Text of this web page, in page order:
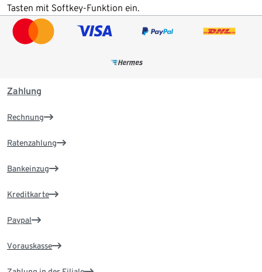
Tasten mit Softkey-Funktion ein.
Zahlung
Rechnung
Ratenzahlung
Bankeinzug
Kreditkarte
Paypal
Vorauskasse